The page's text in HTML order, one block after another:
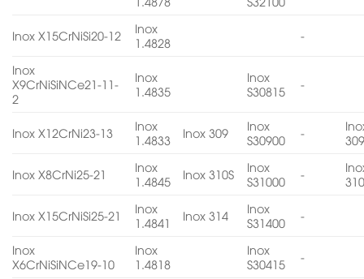
Inox X15CrNiSi20-12
Inox
1.4828
-
Inox
X9CrNiSiNCe21-11-
2
Inox
1.4835
Inox
S30815
-
Inox X12CrNi23-13
Inox
1.4833
Inox 309
Inox
S30900
-
Inox X8CrNi25-21
Inox
1.4845
Inox 310S
Inox
S31000
-
Inox X15CrNiSi25-21
Inox
1.4841
Inox 314
Inox
S31400
-
Inox
X6CrNiSiNCe19-10
Inox
1.4818
Inox
S30415
-